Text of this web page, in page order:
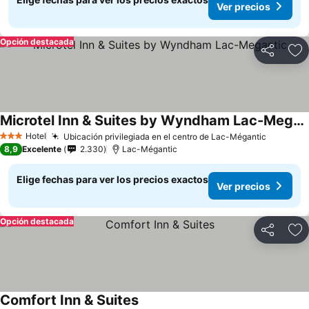
Ver precios
Compartir
Opción destacada
3 Estrellas
Hotel Ubicación privilegiada en el centro de Lac-Mégantic
Microtel Inn & Suites by Wyndham Lac-Megantic
8,9 Excelente 2.330 Lac-Mégantic
Elige fechas para ver los precios exactos
Ver precios
Compartir
Opción destacada
Comfort Inn & Suites